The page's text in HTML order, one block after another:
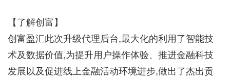
【了解创富】
创富盈汇此次升级代理后台,最大化的利用了智能技
术及数据价值,为提升用户操作体验、推进金融科技
发展以及促进线上金融活动环境进步,做出了杰出贡